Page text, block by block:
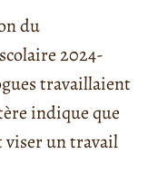
du
2024-
travaillaient
indique que
un travail